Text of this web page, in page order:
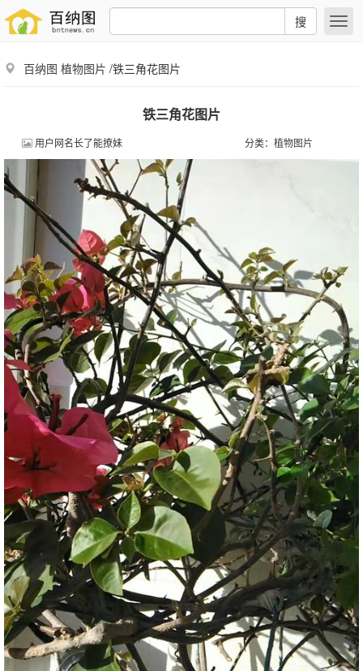
搜
百纳图 植物图片 /铁三角花图片
铁三角花图片
用户网名长了能撩妹 分类： 植物图片